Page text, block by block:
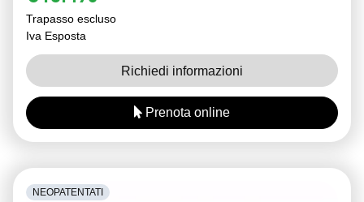
Trapasso escluso
Iva Esposta
Richiedi informazioni
Prenota online
NEOPATENTATI